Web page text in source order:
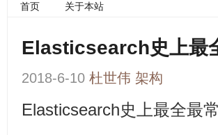
首页 关于本站
Elasticsearch史上最
2018-6-10 杜世伟 架构
Elasticsearch史上最全最